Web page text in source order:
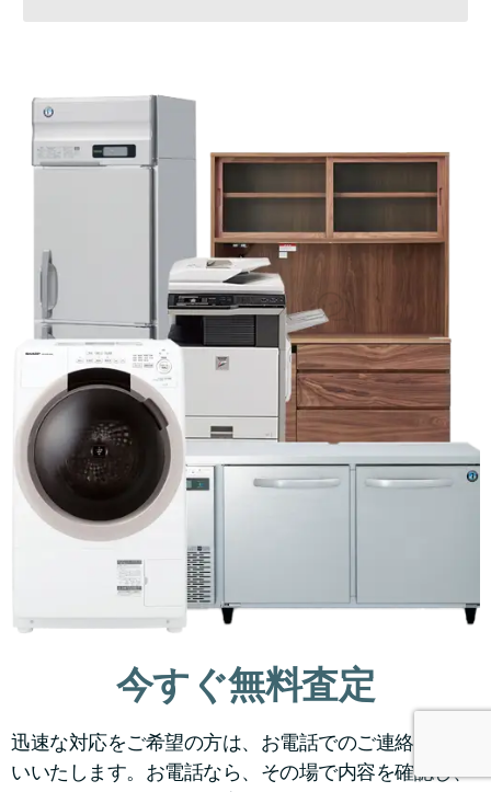
今すぐ無料査定
迅速な対応をご希望の方は、お電話でのご連絡をお願
いいたします。お電話なら、その場で内容を確認し、